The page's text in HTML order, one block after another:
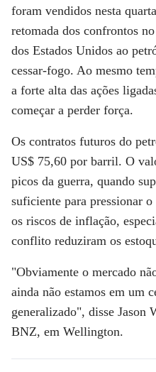
foram vendidos nesta
retomada dos confrontos
dos Estados Unidos ao
cessar-fogo. Ao mesmo
a forte alta das ações
começar a perder força.
Os contratos futuros do
US$ 75,60 por barril. O
picos da guerra, quando
suficiente para pressionar
os riscos de inflação,
conflito reduziram os
"Obviamente o mercado
ainda não estamos em um
generalizado", disse Jason
BNZ, em Wellington.